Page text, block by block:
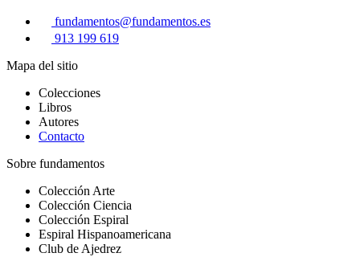
fundamentos@fundamentos.es
913 199 619
Mapa del sitio
Colecciones
Libros
Autores
Contacto
Sobre fundamentos
Colección Arte
Colección Ciencia
Colección Espiral
Espiral Hispanoamericana
Club de Ajedrez